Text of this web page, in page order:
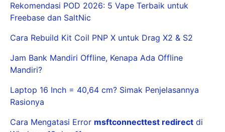
Rekomendasi POD 2026: 5 Vape Terbaik untuk
Freebase dan SaltNic
Cara Rebuild Kit Coil PNP X untuk Drag X2 & S2
Jam Bank Mandiri Offline, Kenapa Ada Offline
Mandiri?
Laptop 16 Inch = 40,64 cm? Simak Penjelasannya
Rasionya
Cara Mengatasi Error msftconnecttest redirect di